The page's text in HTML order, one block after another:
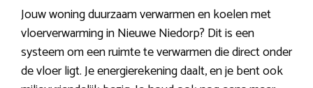
Jouw woning duurzaam verwarmen en koelen met
vloerverwarming in Nieuwe Niedorp? Dit is een
systeem om een ruimte te verwarmen die direct onder
de vloer ligt. Je energierekening daalt, en je bent ook